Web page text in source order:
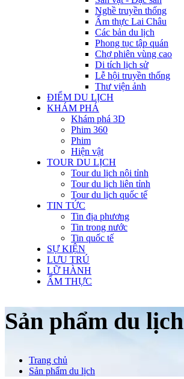
Nghề truyền thống
Ẩm thực Lai Châu
Các bản du lịch
Phong tục tập quán
Chợ phiên vùng cao
Di tích lịch sử
Lễ hội truyền thống
Thư viện ảnh
ĐIỂM DU LỊCH
KHÁM PHÁ
Khám phá 3D
Phim 360
Phim
Hiện vật
TOUR DU LỊCH
Tour du lịch nội tỉnh
Tour du lịch liên tỉnh
Tour du lịch quốc tế
TIN TỨC
Tin địa phương
Tin trong nước
Tin quốc tế
SỰ KIỆN
LƯU TRÚ
LỮ HÀNH
ẨM THỰC
Sản phẩm du lịch
Trang chủ
Sản phẩm du lịch